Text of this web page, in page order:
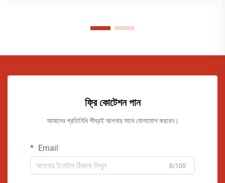
ফ্রি কোটেশন পান
আমাদের প্রতিনিধি শীঘ্রই আপনার সাথে যোগাযোগ করবেন।
Email
0/100